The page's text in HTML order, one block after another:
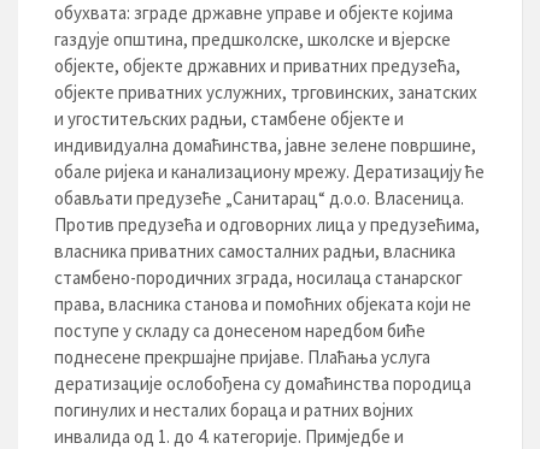
обухвата: зграде државне управе и објекте којима
газдује општина, предшколске, школске и вјерске
објекте, објекте државних и приватних предузећа,
објекте приватних услужних, трговинских, занатских
и угоститељских радњи, стамбене објекте и
индивидуална домаћинства, јавне зелене површине,
обале ријека и канализациону мрежу. Дератизацију ће
обављати предузеће „Санитарац“ д.о.о. Власеница.
Против предузећа и одговорних лица у предузећима,
власника приватних самосталних радњи, власника
стамбено-породичних зграда, носилаца станарског
права, власника станова и помоћних објеката који не
поступе у складу са донесеном наредбом биће
поднесене прекршајне пријаве. Плаћања услуга
дератизације ослобођена су домаћинства породица
погинулих и несталих бораца и ратних војних
инвалида од 1. до 4. категорије. Примједбе и